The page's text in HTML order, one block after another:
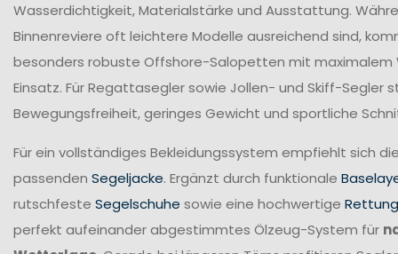
Wasserdichtigkeit, Materialstärke und Ausstattung.
Binnenreviere oft leichtere Modelle ausreichend sind,
besonders robuste Offshore-Salopetten mit
Einsatz. Für Regattasegler sowie Jollen- und Skiff-Segler
Bewegungsfreiheit, geringes Gewicht und sportliche
Für ein vollständiges Bekleidungssystem empfiehlt sich
passenden Segeljacke. Ergänzt durch funktionale
rutschfeste Segelschuhe sowie eine hochwertige
perfekt aufeinander abgestimmtes Ölzeug-System für